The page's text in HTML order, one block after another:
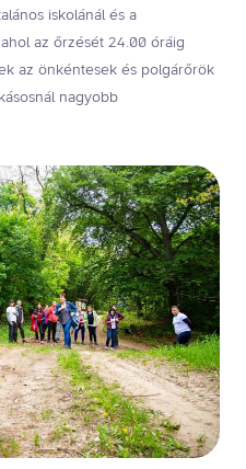
iskolánál és a
az őrzését 24.00 óráig
az önkéntesek és polgárőrök
nagyobb